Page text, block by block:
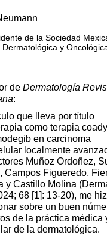
de la Sociedad
y
de Dermatología
:
que lleva por título
como terapia
en carcinoma
localmente
Muñoz Ordoñez,
Campos Figueredo,
y Castillo Molina
68 [1]: 13-20), me
sobre un buen
de la práctica médica
de la dermatológica.